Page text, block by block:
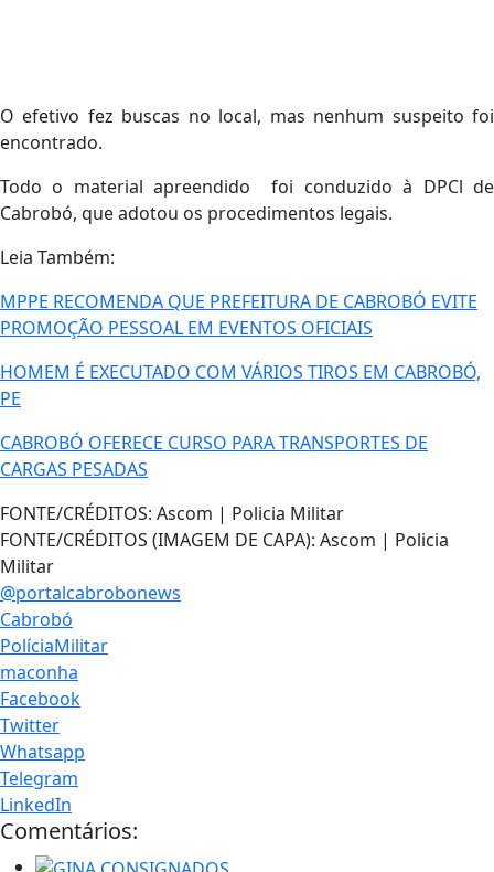
O efetivo fez buscas no local, mas nenhum suspeito foi
encontrado.
Todo o material apreendido foi conduzido à DPCl de
Cabrobó, que adotou os procedimentos legais.
Leia Também:
MPPE RECOMENDA QUE PREFEITURA DE CABROBÓ EVITE
PROMOÇÃO PESSOAL EM EVENTOS OFICIAIS
HOMEM É EXECUTADO COM VÁRIOS TIROS EM CABROBÓ,
PE
CABROBÓ OFERECE CURSO PARA TRANSPORTES DE
CARGAS PESADAS
FONTE/CRÉDITOS: Ascom | Policia Militar
FONTE/CRÉDITOS (IMAGEM DE CAPA): Ascom | Policia
Militar
@portalcabrobonews
Cabrobó
PolíciaMilitar
maconha
Facebook
Twitter
Whatsapp
Telegram
LinkedIn
Comentários: